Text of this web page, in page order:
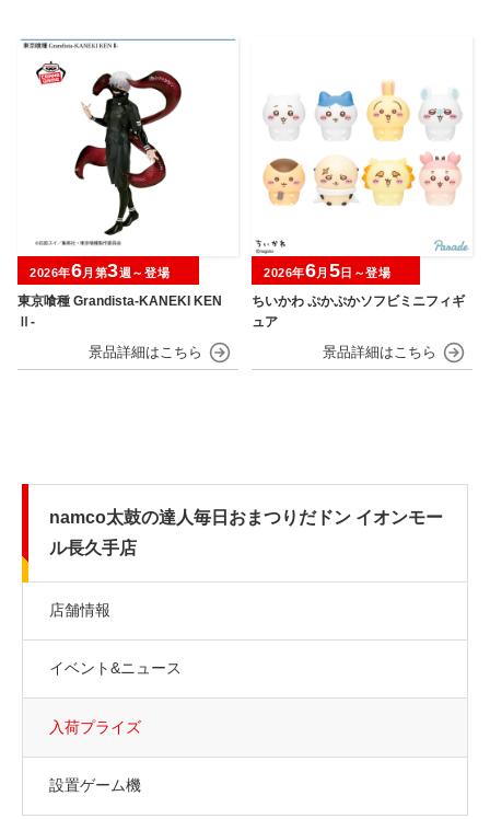
東京喰種 Grandista-KANEKI KEN
Ⅱ-
2026年6月第3週～登場
ちいかわ ぷかぷかソフビミニフィギ
ュア
2026年6月 5 日～登場
namco太鼓の達人毎日おまつりだドン イオンモー
ル長久手店
店舗情報
イベント&ニュース
入荷プライズ
設置ゲーム機